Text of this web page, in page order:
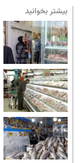
بیشتر بخوانید